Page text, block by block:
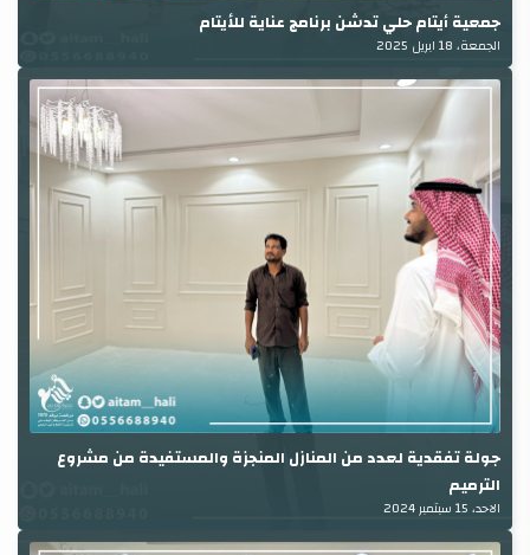
جمعية أيتام حلي تدشن برنامج عناية للأيتام
الجمعة، 18 ابريل 2025
جولة تفقدية لعدد من المنازل المنجزة والمستفيدة من مشروع
الترميم
الاحد، 15 سبتمبر 2024